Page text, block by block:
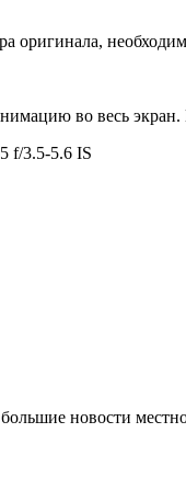
оригинала,
во весь
f/3.5-5.6 IS
новости